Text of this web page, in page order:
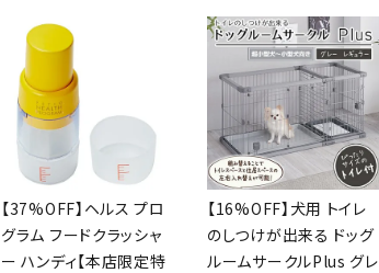
【37%OFF】ヘルス プロ
グラム フードクラッシャ
ー ハンディ【本店限定特
【16%OFF】犬用 トイレ
のしつけが出来る ドッグ
ルームサークルPlus グレ